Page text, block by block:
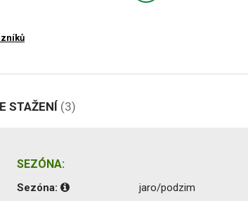
STAŽENÍ (3)
SEZÓNA:
Sezóna: jaro/podzim